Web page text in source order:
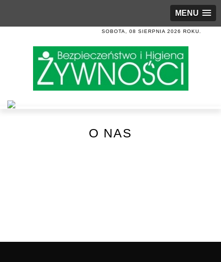
MENU
SOBOTA, 08 SIERPNIA 2026 ROKU.
O NAS